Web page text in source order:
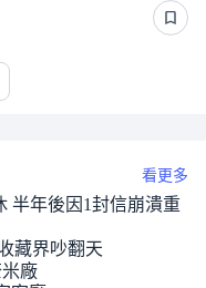
看更多
半年後因1封信崩潰重
藏界吵翻天
廠